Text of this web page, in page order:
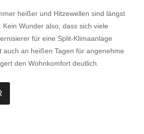
heißer und Hitzewellen sind längst
Kein Wunder also, dass sich viele
für eine Split-Klimaanlage
auch an heißen Tagen für angenehme
den Wohnkomfort deutlich.